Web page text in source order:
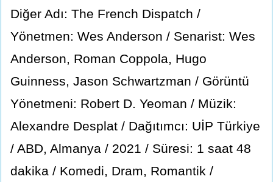
Diğer Adı: The French Dispatch /
Yönetmen: Wes Anderson / Senarist: Wes
Anderson, Roman Coppola, Hugo
Guinness, Jason Schwartzman / Görüntü
Yönetmeni: Robert D. Yeoman / Müzik:
Alexandre Desplat / Dağıtımcı: UİP Türkiye
/ ABD, Almanya / 2021 / Süresi: 1 saat 48
dakika / Komedi, Dram, Romantik /